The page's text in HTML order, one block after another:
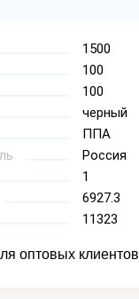
1500
100
100
черный
ППА
Россия
1
6927.3
11323
оптовых клиентов